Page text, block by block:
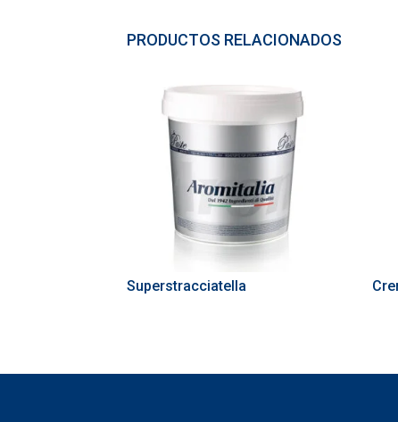
PRODUCTOS RELACIONADOS
Superstracciatella